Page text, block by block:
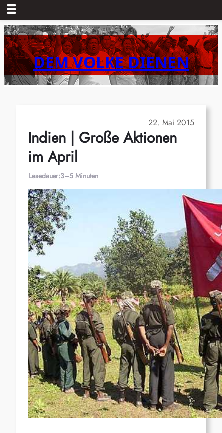
Zum
Inhalt
springenDEM VOLKE DIENEN
22. Mai 2015
Indien | Große Aktionen
im April
Lesedauer:3–5 Minuten